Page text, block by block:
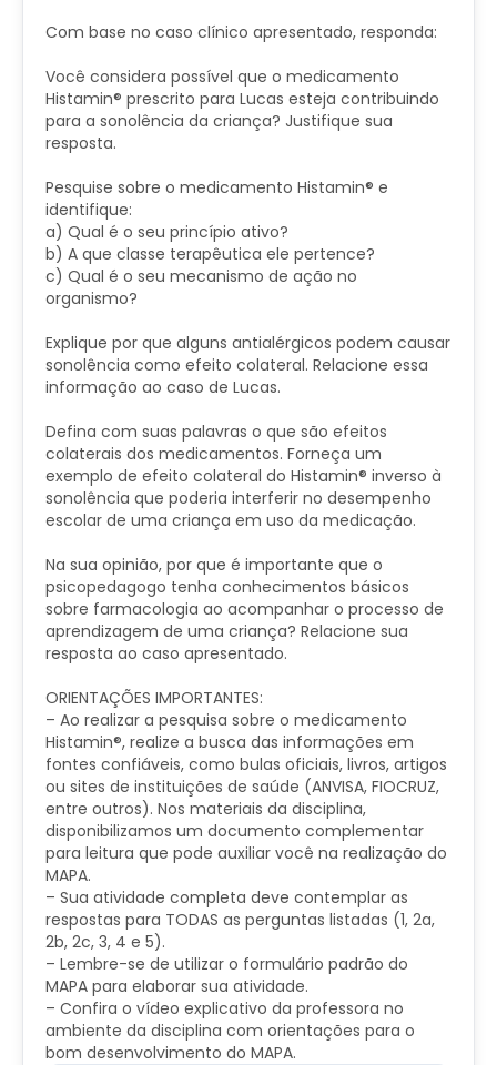
Com base no caso clínico apresentado, responda:
Você considera possível que o medicamento
Histamin® prescrito para Lucas esteja contribuindo
para a sonolência da criança? Justifique sua
resposta.
Pesquise sobre o medicamento Histamin® e
identifique:
a) Qual é o seu princípio ativo?
b) A que classe terapêutica ele pertence?
c) Qual é o seu mecanismo de ação no
organismo?
Explique por que alguns antialérgicos podem causar
sonolência como efeito colateral. Relacione essa
informação ao caso de Lucas.
Defina com suas palavras o que são efeitos
colaterais dos medicamentos. Forneça um
exemplo de efeito colateral do Histamin® inverso à
sonolência que poderia interferir no desempenho
escolar de uma criança em uso da medicação.
Na sua opinião, por que é importante que o
psicopedagogo tenha conhecimentos básicos
sobre farmacologia ao acompanhar o processo de
aprendizagem de uma criança? Relacione sua
resposta ao caso apresentado.
ORIENTAÇÕES IMPORTANTES:
– Ao realizar a pesquisa sobre o medicamento
Histamin®, realize a busca das informações em
fontes confiáveis, como bulas oficiais, livros, artigos
ou sites de instituições de saúde (ANVISA, FIOCRUZ,
entre outros). Nos materiais da disciplina,
disponibilizamos um documento complementar
para leitura que pode auxiliar você na realização do
MAPA.
– Sua atividade completa deve contemplar as
respostas para TODAS as perguntas listadas (1, 2a,
2b, 2c, 3, 4 e 5).
– Lembre-se de utilizar o formulário padrão do
MAPA para elaborar sua atividade.
– Confira o vídeo explicativo da professora no
ambiente da disciplina com orientações para o
bom desenvolvimento do MAPA.